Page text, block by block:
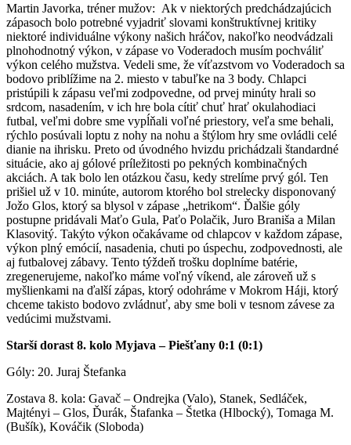
Martin Javorka, tréner mužov: Ak v niektorých predchádzajúcich
zápasoch bolo potrebné vyjadriť slovami konštruktívnej kritiky
niektoré individuálne výkony našich hráčov, nakoľko neodvádzali
plnohodnotný výkon, v zápase vo Voderadoch musím pochváliť
výkon celého mužstva. Vedeli sme, že víťazstvom vo Voderadoch sa
bodovo priblížime na 2. miesto v tabuľke na 3 body. Chlapci
pristúpili k zápasu veľmi zodpovedne, od prvej minúty hrali so
srdcom, nasadením, v ich hre bola cítiť chuť hrať okulahodiaci
futbal, veľmi dobre sme vypĺňali voľné priestory, veľa sme behali,
rýchlo posúvali loptu z nohy na nohu a štýlom hry sme ovládli celé
dianie na ihrisku. Preto od úvodného hvizdu prichádzali štandardné
situácie, ako aj gólové príležitosti po pekných kombinačných
akciách. A tak bolo len otázkou času, kedy strelíme prvý gól. Ten
prišiel už v 10. minúte, autorom ktorého bol strelecky disponovaný
Jožo Glos, ktorý sa blysol v zápase „hetrikom“. Ďalšie góly
postupne pridávali Maťo Gula, Paťo Polačik, Juro Braniša a Milan
Klasovitý. Takýto výkon očakávame od chlapcov v každom zápase,
výkon plný emócií, nasadenia, chuti po úspechu, zodpovednosti, ale
aj futbalovej zábavy. Tento týždeň trošku doplníme batérie,
zregenerujeme, nakoľko máme voľný víkend, ale zároveň už s
myšlienkami na ďalší zápas, ktorý odohráme v Mokrom Háji, ktorý
chceme takisto bodovo zvládnuť, aby sme boli v tesnom závese za
vedúcimi mužstvami.
Starší dorast 8. kolo Myjava – Piešťany 0:1 (0:1)
Góly: 20. Juraj Štefanka
Zostava 8. kola: Gavač – Ondrejka (Valo), Stanek, Sedláček,
Majtényi – Glos, Ďurák, Štafanka – Štetka (Hlbocký), Tomaga M.
(Bušík), Kováčik (Sloboda)